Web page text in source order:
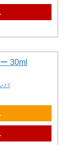
30ml
バ